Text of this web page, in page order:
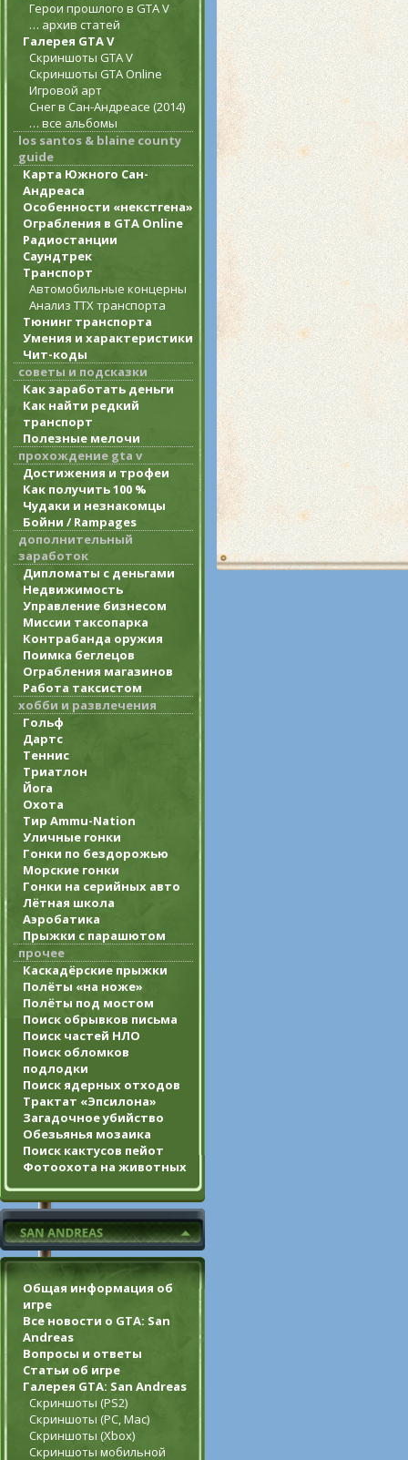
Герои прошлого в GTA V
… архив статей
Галерея GTA V
Скриншоты GTA V
Скриншоты GTA Online
Игровой арт
Снег в Сан-Андреасе (2014)
… все альбомы
los santos & blaine county
guide
Карта Южного Сан-
Андреаса
Особенности «некстгена»
Ограбления в GTA Online
Радиостанции
Саундтрек
Транспорт
Автомобильные концерны
Анализ ТТХ транспорта
Тюнинг транспорта
Умения и характеристики
Чит-коды
советы и подсказки
Как заработать деньги
Как найти редкий
транспорт
Полезные мелочи
прохождение gta v
Достижения и трофеи
Как получить 100 %
Чудаки и незнакомцы
Бойни / Rampages
дополнительный
заработок
Дипломаты с деньгами
Недвижимость
Управление бизнесом
Миссии таксопарка
Контрабанда оружия
Поимка беглецов
Ограбления магазинов
Работа таксистом
хобби и развлечения
Гольф
Дартс
Теннис
Триатлон
Йога
Охота
Тир Ammu-Nation
Уличные гонки
Гонки по бездорожью
Морские гонки
Гонки на серийных авто
Лётная школа
Аэробатика
Прыжки с парашютом
прочее
Каскадёрские прыжки
Полёты «на ноже»
Полёты под мостом
Поиск обрывков письма
Поиск частей НЛО
Поиск обломков
подлодки
Поиск ядерных отходов
Трактат «Эпсилона»
Загадочное убийство
Обезьянья мозаика
Поиск кактусов пейот
Фотоохота на животных
Общая информация об
игре
Все новости о GTA: San
Andreas
Вопросы и ответы
Статьи об игре
Галерея GTA: San Andreas
Скриншоты (PS2)
Скриншоты (PC, Mac)
Скриншоты (Xbox)
Скриншоты мобильной